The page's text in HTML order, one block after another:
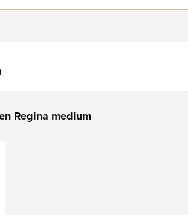
Regina medium